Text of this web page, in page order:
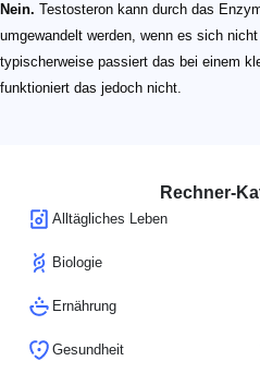
Nein. Testosteron kann durch das
umgewandelt werden, wenn es sich
typischerweise passiert das bei einem
funktioniert das jedoch nicht.
Rechner-
Alltägliches Leben
Biologie
Ernährung
Gesundheit